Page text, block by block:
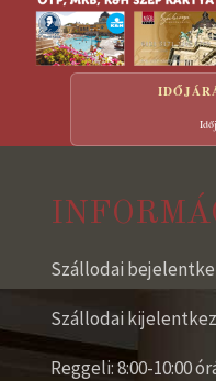
Szállodai
Szállodai
Reggeli: 8:00-10:00